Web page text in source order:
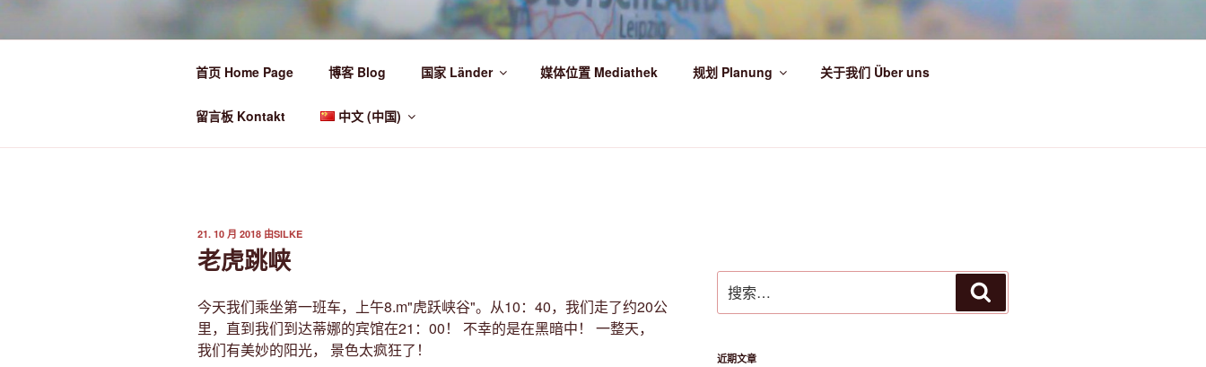
跳
Ü50 EIN JAHR DIE WELT ENTDECKEN!
首页 Home Page 博客 Blog 国家 Länder 媒体位置 Mediathek 规划 Planung 关于我们 Über uns
留言板 Kontakt 中文 (中国)
发
于
21. 10 月 2018 由SILKE
老虎跳峡
今天我们乘坐第一班车，上午8.m"虎跃峡谷"。从10：40，我们走了约20公
里，直到我们到达蒂娜的宾馆在21：00！ 不幸的是在黑暗中！ 一整天，
我们有美妙的阳光， 景色太疯狂了！
索：
索
近期文章